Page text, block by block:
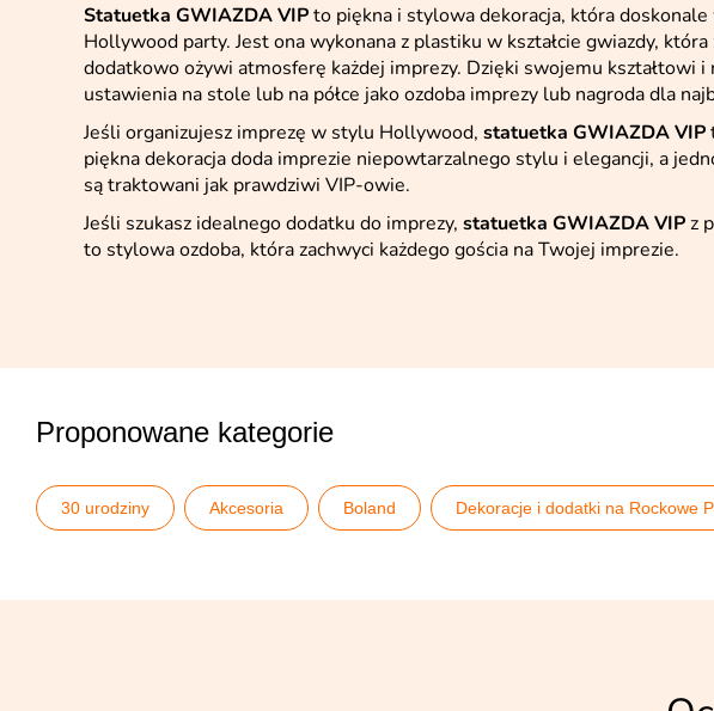
Statuetka GWIAZDA VIPto piękna i stylowa dekoracja, która
Hollywood party. Jest ona wykonana z plastiku w kształcie gwiazdy,
dodatkowo ożywi atmosferę każdej imprezy. Dzięki swojemu kształtowi
ustawienia na stole lub na półce jako ozdoba imprezy lub nagroda dla
Jeśli organizujesz imprezę w stylu Hollywood, statuetka GWIAZDA VIP
piękna dekoracja doda imprezie niepowtarzalnego stylu i elegancji, a
są traktowani jak prawdziwi VIP-owie.
Jeśli szukasz idealnego dodatku do imprezy, statuetka GWIAZDA VIPz
to stylowa ozdoba, która zachwyci każdego gościa na Twojej imprezie.
Proponowane kategorie
30 urodziny Akcesoria Boland Dekoracje i dodatki na Rockowe